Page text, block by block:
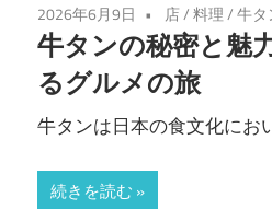
2026年6月9日 店/料理/牛タ
牛タンの秘密と魅
るグルメの旅
牛タンは日本の食文化にお
続きを読む